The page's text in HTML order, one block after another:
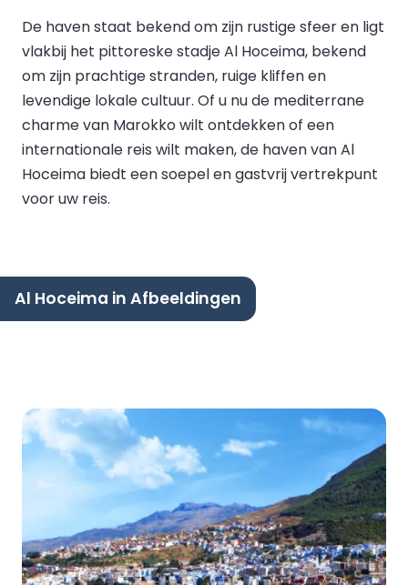
De haven staat bekend om zijn rustige sfeer en ligt
vlakbij het pittoreske stadje Al Hoceima, bekend
om zijn prachtige stranden, ruige kliffen en
levendige lokale cultuur. Of u nu de mediterrane
charme van Marokko wilt ontdekken of een
internationale reis wilt maken, de haven van Al
Hoceima biedt een soepel en gastvrij vertrekpunt
voor uw reis.
Al Hoceima in Afbeeldingen